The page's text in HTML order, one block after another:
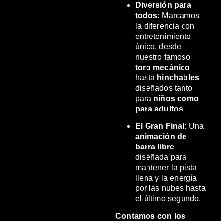
Diversión para
todos: Marcamos
la diferencia con
entretenimiento
único, desde
nuestro famoso
toro mecánico
hasta hinchables
diseñados tanto
para niños como
para adultos.
El Gran Final: Una
animación de
barra libre
diseñada para
mantener la pista
llena y la energía
por las nubes hasta
el último segundo.
Contamos con los